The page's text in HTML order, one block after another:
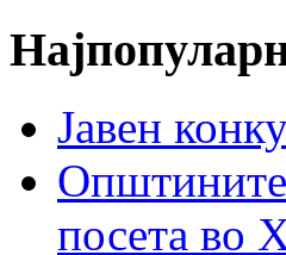
Јавен
Општините
посета во